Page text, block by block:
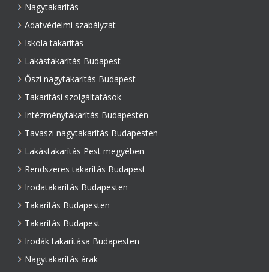
Nagytakarítás
Adatvédelmi szabályzat
Iskola takarítás
Lakástakarítás Budapest
Őszi nagytakarítás Budapest
Takarítási szolgáltatások
Intézménytakarítás Budapesten
Tavaszi nagytakarítás Budapesten
Lakástakarítás Pest megyében
Rendszeres takarítás Budapest
Irodatakarítás Budapesten
Takarítás Budapesten
Takarítás Budapest
Irodák takarítása Budapesten
Nagytakarítás árak